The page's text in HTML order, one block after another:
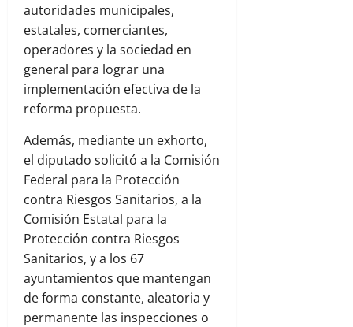
autoridades municipales,
estatales, comerciantes,
operadores y la sociedad en
general para lograr una
implementación efectiva de la
reforma propuesta.
Además, mediante un exhorto,
el diputado solicitó a la Comisión
Federal para la Protección
contra Riesgos Sanitarios, a la
Comisión Estatal para la
Protección contra Riesgos
Sanitarios, y a los 67
ayuntamientos que mantengan
de forma constante, aleatoria y
permanente las inspecciones o